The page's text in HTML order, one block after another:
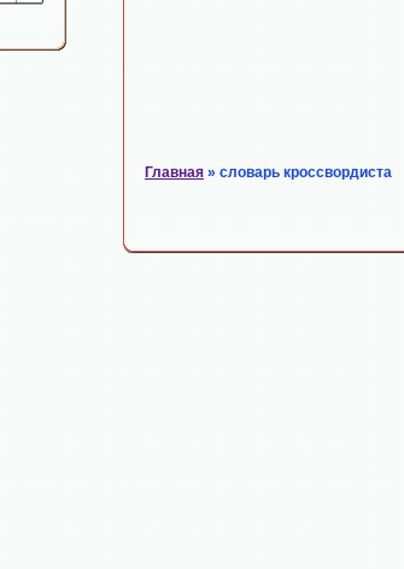
Главная » словарь кроссвордиста